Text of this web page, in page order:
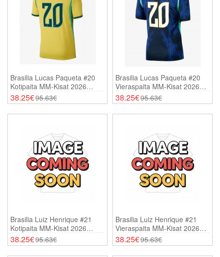
Brasilia Lucas Paqueta #20
Kotipaita MM-Kisat 2026
Lyhythihainen
38.25€95.63€
Brasilia Lucas Paqueta #20
Vieraspaita MM-Kisat 2026
Lyhythihainen
38.25€95.63€
Brasilia Luiz Henrique #21
Kotipaita MM-Kisat 2026
Lyhythihainen
38.25€95.63€
Brasilia Luiz Henrique #21
Vieraspaita MM-Kisat 2026
Lyhythihainen
38.25€95.63€